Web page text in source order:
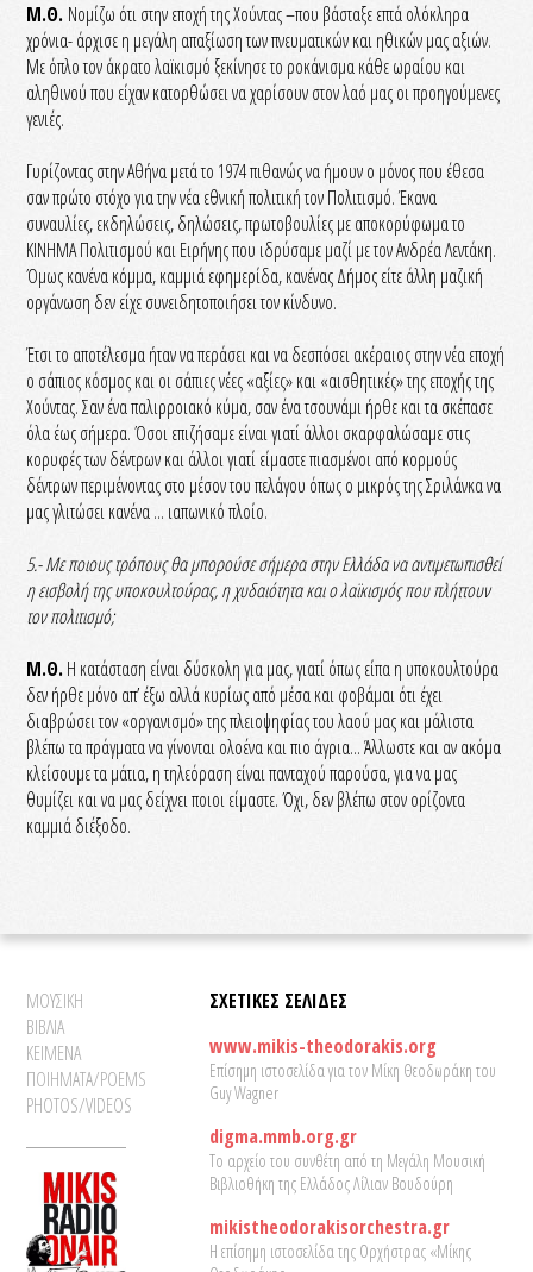
Μ.Θ. Νομίζω ότι στην εποχή της Χούντας –που βάσταξε επτά ολόκληρα
χρόνια- άρχισε η μεγάλη απαξίωση των πνευματικών και ηθικών μας αξιών.
Με όπλο τον άκρατο λαϊκισμό ξεκίνησε το ροκάνισμα κάθε ωραίου και
αληθινού που είχαν κατορθώσει να χαρίσουν στον λαό μας οι προηγούμενες
γενιές.
Γυρίζοντας στην Αθήνα μετά το 1974 πιθανώς να ήμουν ο μόνος που έθεσα
σαν πρώτο στόχο για την νέα εθνική πολιτική τον Πολιτισμό. Έκανα
συναυλίες, εκδηλώσεις, δηλώσεις, πρωτοβουλίες με αποκορύφωμα το
ΚΙΝΗΜΑ Πολιτισμού και Ειρήνης που ιδρύσαμε μαζί με τον Ανδρέα Λεντάκη.
Όμως κανένα κόμμα, καμμιά εφημερίδα, κανένας Δήμος είτε άλλη μαζική
οργάνωση δεν είχε συνειδητοποιήσει τον κίνδυνο.
Έτσι το αποτέλεσμα ήταν να περάσει και να δεσπόσει ακέραιος στην νέα εποχή
ο σάπιος κόσμος και οι σάπιες νέες «αξίες» και «αισθητικές» της εποχής της
Χούντας. Σαν ένα παλιρροιακό κύμα, σαν ένα τσουνάμι ήρθε και τα σκέπασε
όλα έως σήμερα. Όσοι επιζήσαμε είναι γιατί άλλοι σκαρφαλώσαμε στις
κορυφές των δέντρων και άλλοι γιατί είμαστε πιασμένοι από κορμούς
δέντρων περιμένοντας στο μέσον του πελάγου όπως ο μικρός της Σριλάνκα να
μας γλιτώσει κανένα ... ιαπωνικό πλοίο.
5.- Με ποιους τρόπους θα μπορούσε σήμερα στην Ελλάδα να αντιμετωπισθεί
η εισβολή της υποκουλτούρας, η χυδαιότητα και ο λαϊκισμός που πλήττουν
τον πολιτισμό;
Μ.Θ.Η κατάσταση είναι δύσκολη για μας, γιατί όπως είπα η υποκουλτούρα
δεν ήρθε μόνο απ’ έξω αλλά κυρίως από μέσα και φοβάμαι ότι έχει
διαβρώσει τον «οργανισμό» της πλειοψηφίας του λαού μας και μάλιστα
βλέπω τα πράγματα να γίνονται ολοένα και πιο άγρια... Άλλωστε και αν ακόμα
κλείσουμε τα μάτια, η τηλεόραση είναι πανταχού παρούσα, για να μας
θυμίζει και να μας δείχνει ποιοι είμαστε. Όχι, δεν βλέπω στον ορίζοντα
καμμιά διέξοδο.
ΜΟΥΣΙΚΗ
ΒΙΒΛΙΑ
ΚΕΙΜΕΝΑ
ΠΟΙΗΜΑΤΑ/POEMS
PHOTOS/VIDEOS
ΣΧΕΤΙΚΕΣ ΣΕΛΙΔΕΣ
www.mikis-theodorakis.org
Επίσημη ιστοσελίδα για τον Μίκη Θεοδωράκη του
Guy Wagner
digma.mmb.org.gr
Το αρχείο του συνθέτη από τη Μεγάλη Μουσική
Βιβλιοθήκη της Ελλάδος Λίλιαν Βουδούρη
mikistheodorakisorchestra.gr
Η επίσημη ιστοσελίδα της Ορχήστρας «Μίκης